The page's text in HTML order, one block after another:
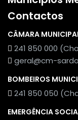
Contactos
CÂMARA
241 850 000
geral@cm-
BOMBEIROS
241 850 050
EMERGÊNCIA